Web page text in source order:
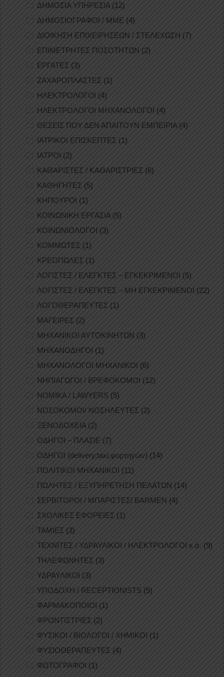
ΔΗΜΟΣΙΑ ΥΠΗΡΕΣΙΑ (12)
ΔΗΜΟΣΙΟΓΡΑΦΟΙ / ΜΜΕ (4)
ΔΙΟΙΚΗΣΗ ΕΠΙΧΕΙΡΗΣΕΩΝ / ΣΤΕΛΕΧΩΣΗ (7)
ΕΠΙΜΕΤΡΗΤΕΣ ΠΟΣΟΤΗΤΩΝ (2)
ΕΡΓΑΤΕΣ (3)
ΖΑΧΑΡΟΠΛΑΣΤΕΣ (1)
ΗΛΕΚΤΡΟΛΟΓΟΙ (4)
ΗΛΕΚΤΡΟΛΟΓΟΙ ΜΗΧΑΝΟΛΟΓΟΙ (4)
ΘΕΣΕΙΣ ΠΟΥ ΔΕΝ ΑΠΑΙΤΟΥΝ ΕΜΠΕΙΡΙΑ(4)
ΙΑΤΡΙΚΟΙ ΕΠΙΣΚΕΠΤΕΣ (1)
ΙΑΤΡΟΙ (2)
ΚΑΘΑΡΙΣΤΕΣ / ΚΑΘΑΡΙΣΤΡΙΕΣ (6)
ΚΑΘΗΓΗΤΕΣ (5)
ΚΗΠΟΥΡΟΙ (1)
ΚΟΙΝΩΝΙΚΗ ΕΡΓΑΣΙΑ (5)
ΚΟΙΝΩΝΙΟΛΟΓΟΙ (3)
ΚΟΜΜΩΤΕΣ (1)
ΚΡΕΟΠΩΛΕΣ (1)
ΛΟΓΙΣΤΕΣ / ΕΛΕΓΚΤΕΣ – ΕΓΚΕΚΡΙΜΕΝΟΙ (5)
ΛΟΓΙΣΤΕΣ / ΕΛΕΓΚΤΕΣ – ΜΗ ΕΓΚΕΚΡΙΜΕΝΟΙ (22)
ΛΟΓΟΘΕΡΑΠΕΥΤΕΣ (1)
ΜΑΓΕΙΡΕΣ (2)
ΜΗΧΑΝΙΚΟΙ ΑΥΤΟΚΙΝΗΤΩΝ (3)
ΜΗΧΑΝΟΔΗΓΟΙ (1)
ΜΗΧΑΝΟΛΟΓΟΙ ΜΗΧΑΝΙΚΟΙ (6)
ΝΗΠΙΑΓΩΓΟΙ / ΒΡΕΦΟΚΟΜΟΙ (12)
ΝΟΜΙΚΑ / LAWYERS (5)
ΝΟΣΟΚΟΜΟΙ/ ΝΟΣΗΛΕΥΤΕΣ (2)
ΞΕΝΟΔΟΧΕΙΑ (2)
ΟΔΗΓΟΙ – ΠΛΑΣΙΕ (7)
ΟΔΗΓΟΙ (delivery,taxi,φορτηγών) (14)
ΠΟΛΙΤΙΚΟΙ ΜΗΧΑΝΙΚΟΙ (11)
ΠΩΛΗΤΕΣ / ΕΞΥΠΗΡΕΤΗΣΗ ΠΕΛΑΤΩΝ (14)
ΣΕΡΒΙΤΟΡΟΙ / ΜΠΑΡΙΣΤΕΣ/ BARMEN (4)
ΣΧΟΛΙΚΕΣ ΕΦΟΡΕΙΕΣ (1)
ΤΑΜΙΕΣ (3)
ΤΕΧΝΙΤΕΣ / ΥΔΡΑΥΛΙΚΟΙ / ΗΛΕΚΤΡΟΛΟΓΟΙ κ.ά. (9)
ΤΗΛΕΦΩΝΗΤΕΣ (3)
ΥΔΡΑΥΛΙΚΟΙ (3)
ΥΠΟΔΟΧΗ / RECEPTIONISTS (5)
ΦΑΡΜΑΚΟΠΟΙΟΙ (1)
ΦΡΟΝΤΙΣΤΡΙΕΣ (2)
ΦΥΣΙΚΟΙ / ΒΙΟΛΟΓΟΙ / ΧΗΜΙΚΟΙ (1)
ΦΥΣΙΟΘΕΡΑΠΕΥΤΕΣ (4)
ΦΩΤΟΓΡΑΦΟΙ (1)